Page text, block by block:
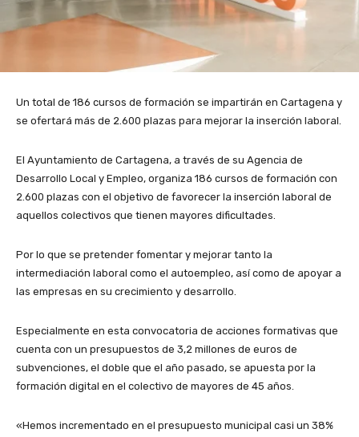
Un total de 186 cursos de formación se impartirán en Cartagena y
se ofertará más de 2.600 plazas para mejorar la inserción laboral.
El Ayuntamiento de Cartagena, a través de su Agencia de
Desarrollo Local y Empleo, organiza 186 cursos de formación con
2.600 plazas con el objetivo de favorecer la inserción laboral de
aquellos colectivos que tienen mayores dificultades.
Por lo que se pretender fomentar y mejorar tanto la
intermediación laboral como el autoempleo, así como de apoyar a
las empresas en su crecimiento y desarrollo.
Especialmente en esta convocatoria de acciones formativas que
cuenta con un presupuestos de 3,2 millones de euros de
subvenciones, el doble que el año pasado, se apuesta por la
formación digital en el colectivo de mayores de 45 años.
«Hemos incrementado en el presupuesto municipal casi un 38%